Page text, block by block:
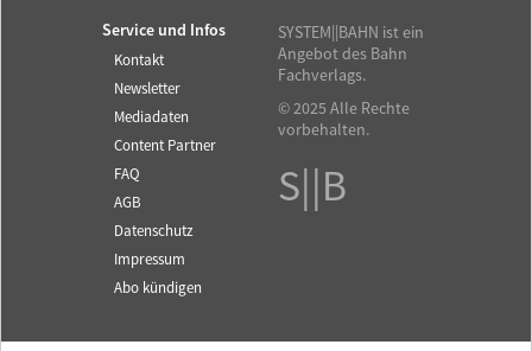
Service und Infos
Kontakt
Newsletter
Mediadaten
Content Partner
FAQ
AGB
Datenschutz
Impressum
Abo kündigen
SYSTEM||BAHN ist ein
Angebot des Bahn
Fachverlags.
© 2025 Alle Rechte
vorbehalten.
S||B